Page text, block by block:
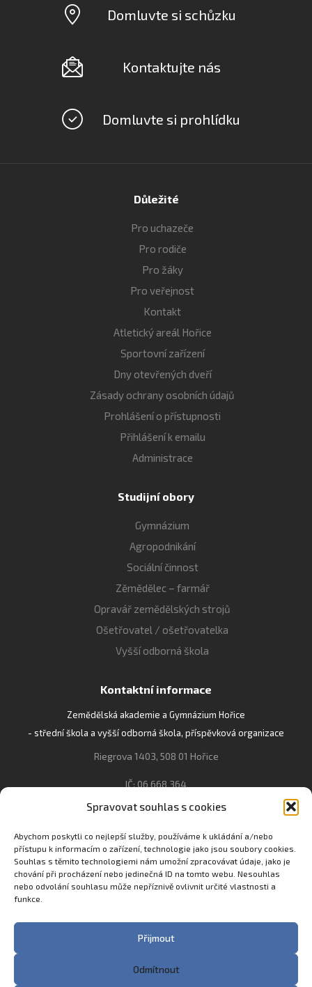
Spravovat souhlas s cookies
Abychom poskytli co nejlepší služby, používáme k ukládání a/nebo
přístupu k informacím o zařízení, technologie jako jsou soubory cookies.
Souhlas s těmito technologiemi nám umožní zpracovávat údaje, jako je
chování při procházení nebo jedinečná ID na tomto webu. Nesouhlas
nebo odvolání souhlasu může nepříznivě ovlivnit určité vlastnosti a
funkce.
Přijmout
Odmítnout
Domluvte si schůzku
Kontaktujte nás
Domluvte si prohlídku
Důležité
Pro uchazeče
Pro rodiče
Pro žáky
Pro veřejnost
Kontakt
Atletický areál Hořice
Sportovní zařízení
Dny otevřených dveří
Zásady ochrany osobních údajů
Prohlášení o přístupnosti
Přihlášení k emailu
Administrace
Studijní obory
Gymnázium
Agropodnikání
Sociální činnost
Zěmědělec – farmář
Opravář zemědělských strojů
Ošetřovatel / ošetřovatelka
Vyšší odborná škola
Kontaktní informace
Zemědělská akademie a Gymnázium Hořice
- střední škola a vyšší odborná škola, příspěvková organizace
Riegrova 1403, 508 01 Hořice
IČ: 06 668 364
493 623 021, 493 623 022
info@gozhorice.cz
www.zaghorice.cz
Pověřenec pro ochranu osobních údajů:
Innovation One s.r.o. IČO: 04734807 Březenecká 4808 430 04
Filip Šikola +420 775 992 451 filip.sikola@innone.cz